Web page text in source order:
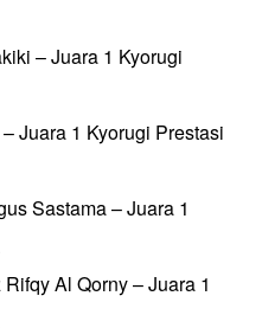
– Juara 1 Kyorugi
Juara 1 Kyorugi Prestasi
Sastama – Juara 1
Al Qorny – Juara 1